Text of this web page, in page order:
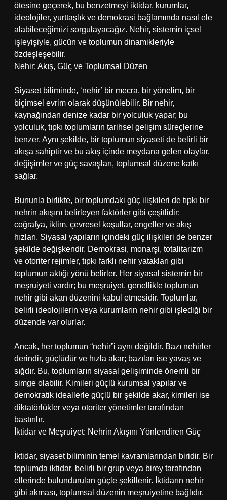
ötesine geçerek, bu benzetmeyi iktidar, kurumlar,
ideolojiler, yurttaşlık ve demokrasi bağlamında nasıl ele
alabileceğimizi sorgulayacağız. Nehir, sistemin içsel
işleyişiyle, gücün ve toplumun dinamikleriyle
özdeşleşebilir.
Nehir: Akış, Güç ve Toplumsal Düzen
Siyaset biliminde, ‘nehir’ bir mecra, bir yönelim, bir
biçimsel evrim olarak düşünülebilir. Bir nehir,
kaynağından denize kadar bir yolculuk yapar; bu
yolculuk, tıpkı toplumların tarihsel gelişim süreçlerine
benzer. Aynı şekilde, bir toplumun siyaseti de belirli bir
akışa sahiptir ve bu akış içinde meydana gelen olaylar,
değişimler ve güç savaşları, toplumsal düzene katkı
sağlar.
Bununla birlikte, bir toplumdaki güç ilişkileri de tıpkı bir
nehrin akışını belirleyen faktörler gibi çeşitlidir:
coğrafya, iklim, çevresel koşullar, engeller ve akış
hızları. Siyasal yapıların içindeki güç ilişkileri de benzer
şekilde değişkendir. Demokrasi, monarşi, totalitarizm
ve otoriter rejimler, tıpkı farklı nehir yatakları gibi
toplumun aktığı yönü belirler. Her siyasal sistemin bir
meşruiyeti vardır; bu meşruiyet, genellikle toplumun
nehir gibi akan düzenini kabul etmesidir. Toplumlar,
belirli ideolojilerin veya kurumların nehir gibi işlediği bir
düzende var olurlar.
Ancak, her toplumun “nehir”i aynı değildir. Bazı nehirler
derindir, güçlüdür ve hızla akar; bazıları ise yavaş ve
sığdır. Bu, toplumların siyasal gelişiminde önemli bir
simge olabilir. Kimileri güçlü kurumsal yapılar ve
demokratik ideallerle güçlü bir şekilde akar, kimileri ise
diktatörlükler veya otoriter yönetimler tarafından
bastırılır.
İktidar ve Meşruiyet: Nehrin Akışını Yönlendiren Güç
İktidar, siyaset biliminin temel kavramlarından biridir. Bir
toplumda iktidar, belirli bir grup veya birey tarafından
ellerinde bulundurulan güçle şekillenir. İktidarın nehir
gibi akması, toplumsal düzenin meşruiyetine bağlıdır.